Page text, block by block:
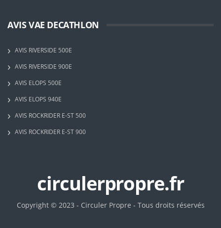
AVIS VAE DECATHLON
AVIS RIVERSIDE 500E
AVIS RIVERSIDE 900E
AVIS ELOPS 500E
AVIS ELOPS 940E
AVIS ROCKRIDER E-ST 500
AVIS ROCKRIDER E-ST 900
circulerpropre.fr
Copyright © 2023 - Circuler Propre - Tous droits réservés